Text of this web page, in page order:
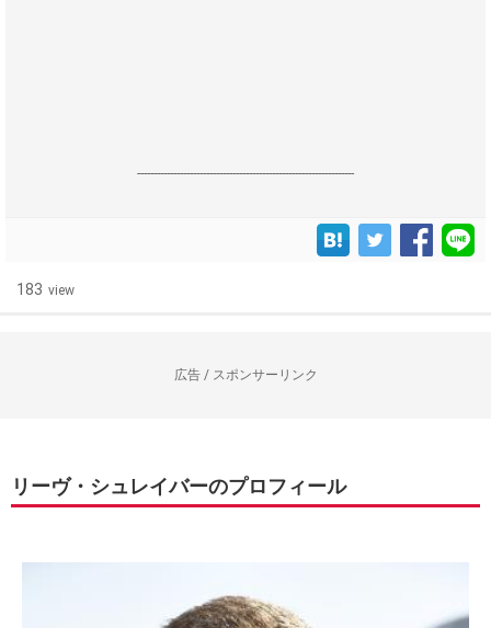
------------------------------------------------------------------
183 view
広告 / スポンサーリンク
リーヴ・シュレイバーのプロフィール